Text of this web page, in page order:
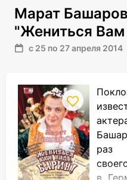
Марат
"Жениться Вам
с 25 по 27 апреля 2014
раз
в